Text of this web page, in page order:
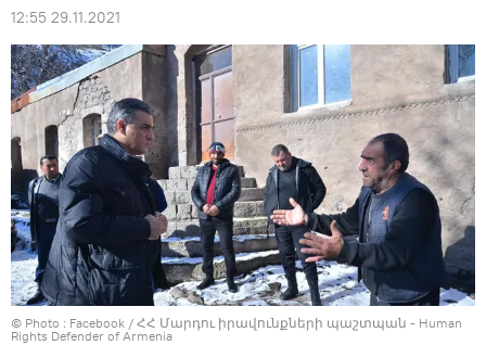
12:55 29.11.2021
© Photo : Facebook / ՀՀ Մարդու իրավունքների պաշտպան - Human
Rights Defender of Armenia